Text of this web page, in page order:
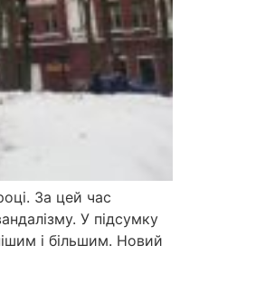
За цей час
У підсумку
і більшим. Новий